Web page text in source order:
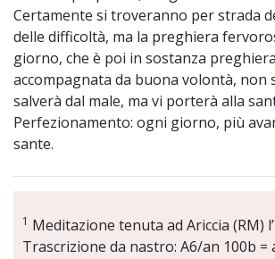
Certamente si troveranno per strada
delle difficoltà, ma la preghiera
giorno, che è poi in sostanza preghiera
accompagnata da buona volontà, non
salverà dal male, ma vi porterà alla
Perfezionamento: ogni giorno, più
sante.
1 Meditazione tenuta ad Ariccia (RM)
Trascrizione da nastro: A6/an 100b =